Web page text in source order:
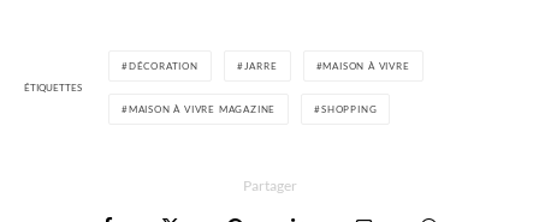
ÉTIQUETTES
DÉCORATION JARRE MAISON À VIVRE
MAISON À VIVRE MAGAZINE SHOPPING
Partager